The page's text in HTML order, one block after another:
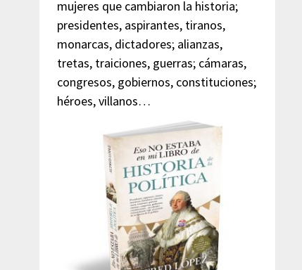
mujeres que cambiaron la historia;
presidentes, aspirantes, tiranos,
monarcas, dictadores; alianzas,
tretas, traiciones, guerras; cámaras,
congresos, gobiernos, constituciones;
héroes, villanos…